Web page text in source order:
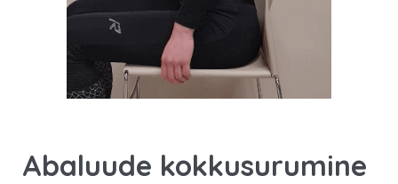
Abaluude kokkusurumine